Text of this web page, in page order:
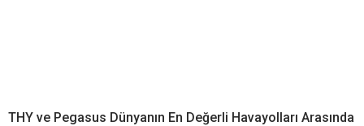
THY ve Pegasus Dünyanın En Değerli Havayolları Arasında